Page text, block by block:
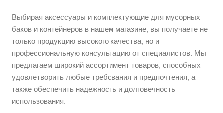
Выбирая аксессуары и комплектующие для мусорных
баков и контейнеров в нашем магазине, вы получаете не
только продукцию высокого качества, но и
профессиональную консультацию от специалистов. Мы
предлагаем широкий ассортимент товаров, способных
удовлетворить любые требования и предпочтения, а
также обеспечить надежность и долговечность
использования.